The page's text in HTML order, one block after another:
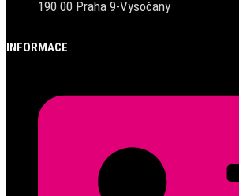
190 00 Praha 9-Vysočany
INFORMACE